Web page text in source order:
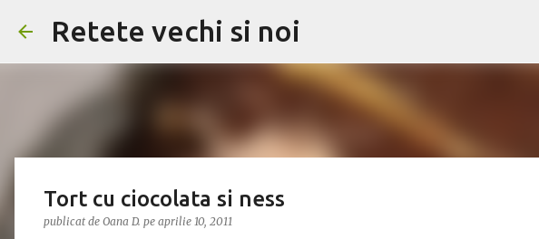
Retete vechi si noi
Tort cu ciocolata si ness
publicat de Oana D. pe aprilie 10, 2011